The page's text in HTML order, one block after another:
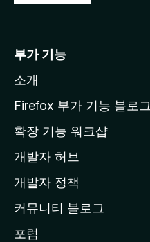
l
a
페
이
지
이
동
부가 기능
소개
Firefox 부가 기능 블로그
확장 기능 워크샵
개발자 허브
개발자 정책
커뮤니티 블로그
포럼